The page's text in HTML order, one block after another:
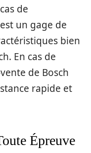
de
un gage de
bien
En cas de
de Bosch
rapide et
Épreuve